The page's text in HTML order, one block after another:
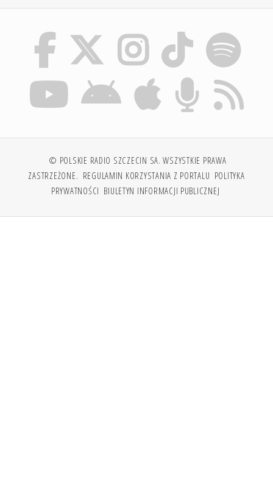
© POLSKIE RADIO SZCZECIN SA. WSZYSTKIE PRAWA
ZASTRZEŻONE. REGULAMIN KORZYSTANIA Z PORTALU POLITYKA
PRYWATNOŚCI BIULETYN INFORMACJI PUBLICZNEJ